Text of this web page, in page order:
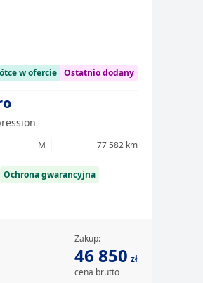
w ofercie Ostatnio dodany
M 77 582 km
Ochrona gwarancyjna
Zakup:
46 850 zł
cena brutto